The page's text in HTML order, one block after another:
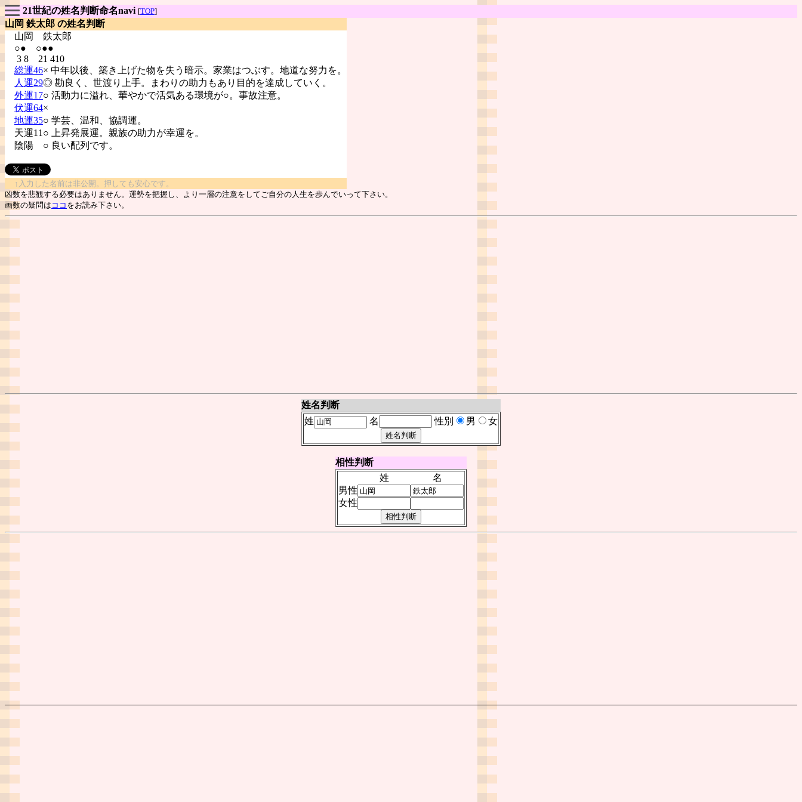
21世紀の姓名判断命名navi [TOP]
山岡 鉄太郎 の姓名判断
山岡 鉄太郎
○● ○●●
3 8 21 410
総運46× 中年以後、築き上げた物を失う暗示。家業はつぶす。地道な努力を。
人運29◎ 勘良く、世渡り上手。まわりの助力もあり目的を達成していく。
外運17○ 活動力に溢れ、華やかで活気ある環境が○。事故注意。
伏運64×
地運35○ 学芸、温和、協調運。
天運11○ 上昇発展運。親族の助力が幸運を。
陰陽 ○ 良い配列です。
↑入力した名前は非公開。押しても安心です。
凶数を悲観する必要はありません。運勢を把握し、より一層の注意をしてご自分の人生を歩んでいって下さい。
画数の疑問は ココ をお読み下さい。
姓名判断
姓
名 性別 男 女
相性判断
姓
名
男性
女性